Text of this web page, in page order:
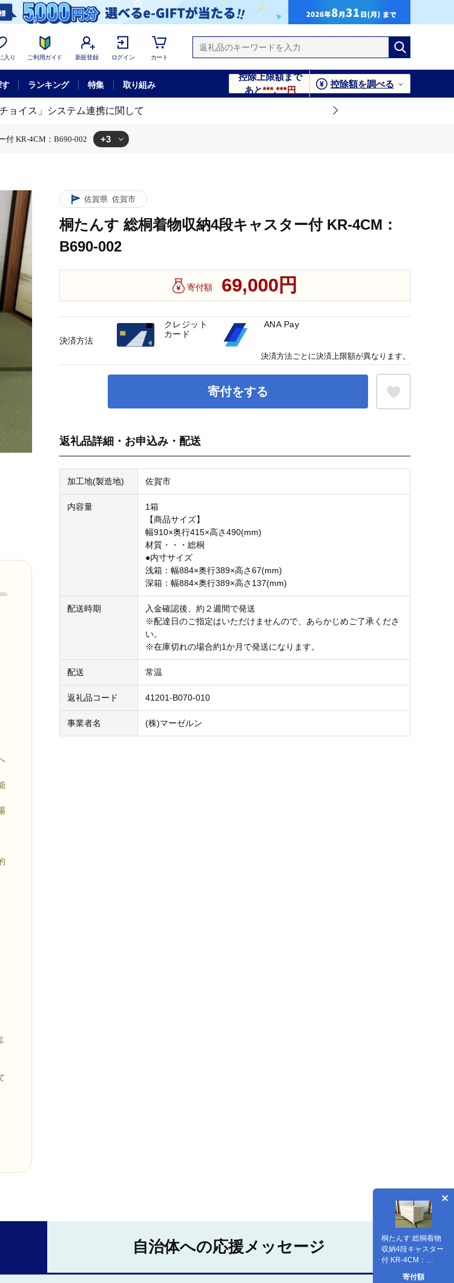
入り ご利用ガイド 新規登録 ログイン カート
ランキング 特集 取り組み
控除上限額まで
あと***,***円
控除額を調べる
ョイス」システム連携に関して
付 KR-4CM：B690-002 +3
佐賀県 佐賀市
桐たんす 総桐着物収納4段キャスター付 KR-4CM：
B690-002
寄付額 69,000円
寄付をする
桐たんす 総桐着物
収納4段キャスター
付 KR-4CM：
寄付額
返礼品詳細・お申込み・配送
加工地(製造地) 佐賀市
内容量
1箱
【商品サイズ】
幅910×奥行415×高さ490(mm)
材質・・・総桐
●内寸サイズ
浅箱：幅884×奥行389×高さ67(mm)
深箱：幅884×奥行389×高さ137(mm)
配送時期
入金確認後、約２週間で発送
※配達日のご指定はいただけませんので、あらかじめご了承くださ
い。
※在庫切れの場合約1か月で発送になります。
配送 常温
返礼品コード 41201-B070-010
事業者名 (株)マーゼルン
決済方法
クレジット
カード
ANA Pay
決済方法ごとに決済上限額が異なります。
自治体への応援メッセージ